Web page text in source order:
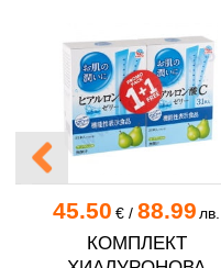
45.50 €/ 88.99 лв.
КОМПЛЕКТ